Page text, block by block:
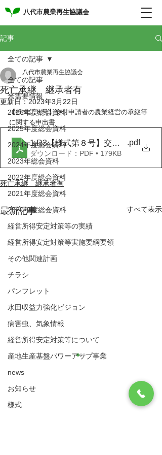
八代市農業再生協議会
記事
全ての記事
米需要情報
2026年度総会資料
2025年度総会資料
2024年度総会資料
2023年総会資料
2022年度総会資料
2021年度総会資料
2020年度総会資料
経営所得安定対策等の実績
経営所得安定対策等実施要綱要領
その他関連計画
チラシ
パンフレット
水田収益力強化ビジョン
病害虫、気象情報
経営所得安定対策等について
産地生産基盤パワーアップ事業
news
お知らせ
様式
全ての記事
死亡承継 継承者有
八代市農業再生協議会
更新日：2023年3月22日
【様式第８号】交付申請者の農業経営の承継等
に関する申出書
1.R3【様式第８号】交付申請者の
.pdf
ダウンロード：PDF • 179KB
死亡承継 継承者有
最新記事 すべて表示
八代市農業再生協議会
住所：〒866-8601 八代市松江城町1-25 （八